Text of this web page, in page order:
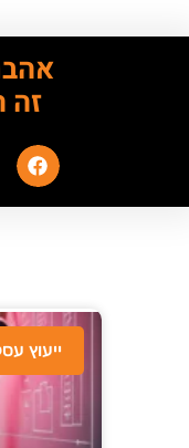
זה
ייעוץ עסקי